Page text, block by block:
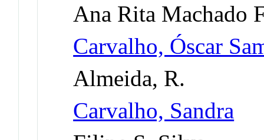
Ana Rita Machado
Carvalho, Óscar
Almeida, R.
Carvalho, Sandra